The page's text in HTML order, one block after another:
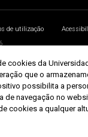
de utilização
cookies da
que o
possibilita a
de navegação no
cookies a qualquer